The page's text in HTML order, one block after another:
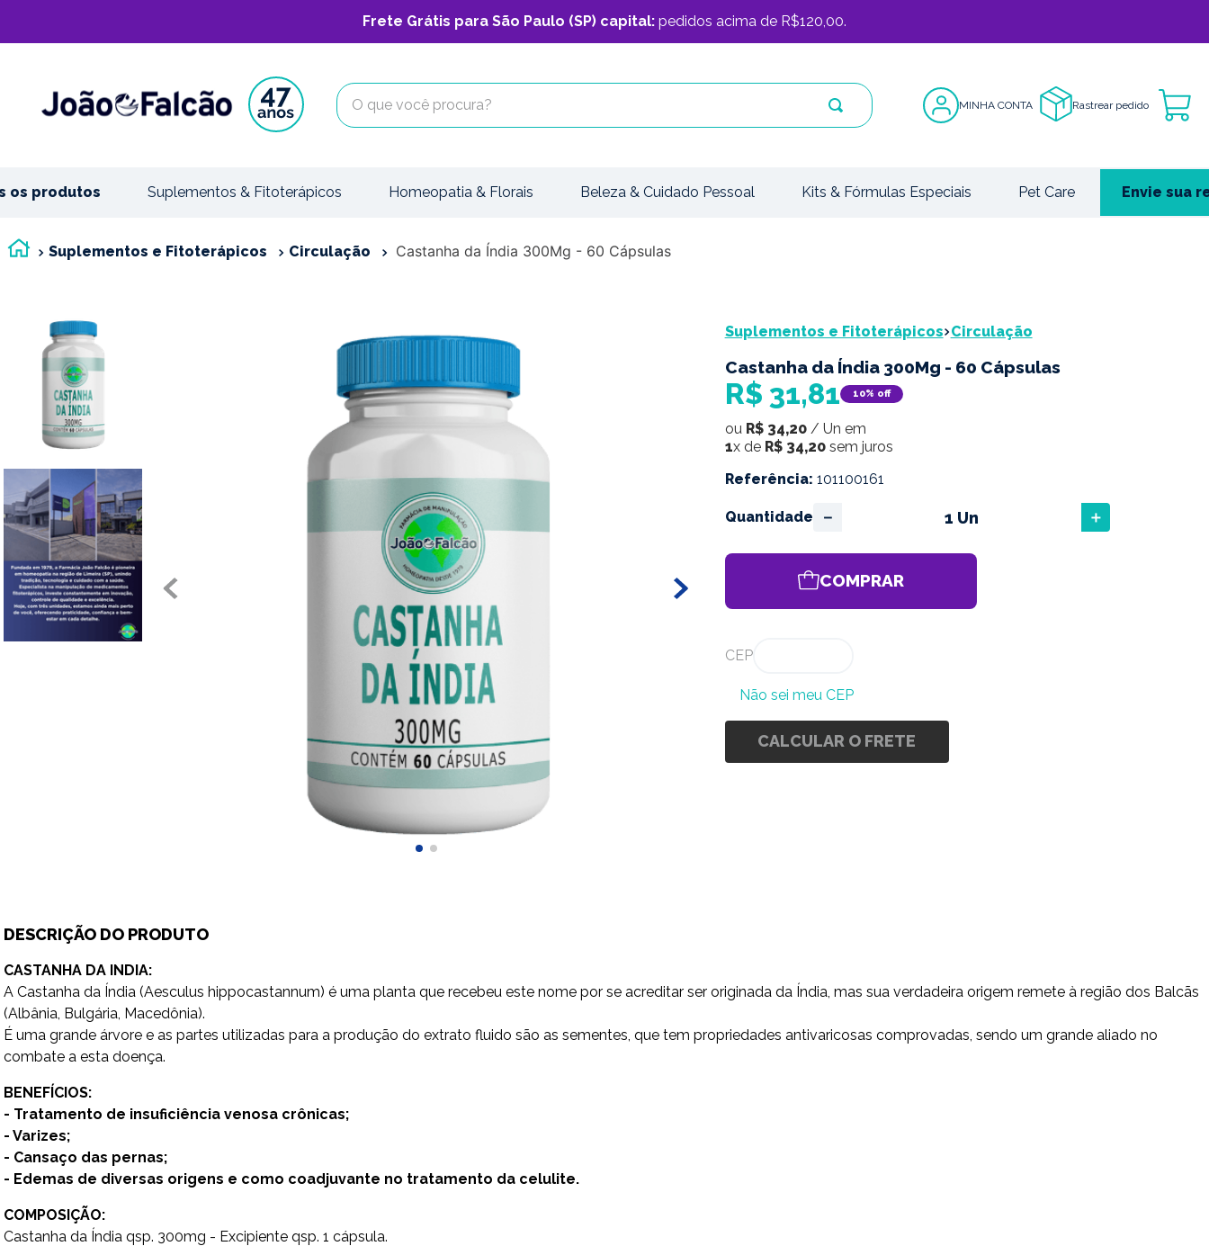
Frete Grátis para São Paulo (SP) capital: pedidos acima de R$120,00.
O que você procura?
MINHA CONTA Rastrear pedido
os produtos Suplementos & Fitoterápicos Homeopatia & Florais Beleza & Cuidado Pessoal Kits & Fórmulas Especiais Pet Care Envie sua
Suplementos e Fitoterápicos Circulação Castanha da Índia 300Mg - 60 Cápsulas
Suplementos e Fitoterápicos Circulação
Castanha da Índia 300Mg - 60 Cápsulas
R$ 31,81 10% off
ou R$ 34,20/ Un em
1x de R$ 34,20sem juros
Referência: 101100161
Quantidade ＋
－
COMPRAR
CEP
Não sei meu CEP
CALCULAR O FRETE
DESCRIÇÃO DO PRODUTO
CASTANHA DA INDIA:
A Castanha da Índia (Aesculus hippocastannum) é uma planta que recebeu este nome por se acreditar ser originada da Índia, mas sua verdadeira origem remete à região dos Balcãs
(Albânia, Bulgária, Macedônia).
É uma grande árvore e as partes utilizadas para a produção do extrato fluido são as sementes, que tem propriedades antivaricosas comprovadas, sendo um grande aliado no
combate a esta doença.
BENEFÍCIOS:
- Tratamento de insuficiência venosa crônicas;
- Varizes;
- Cansaço das pernas;
- Edemas de diversas origens e como coadjuvante no tratamento da celulite.
COMPOSIÇÃO:
Castanha da Índia qsp. 300mg - Excipiente qsp. 1 cápsula.